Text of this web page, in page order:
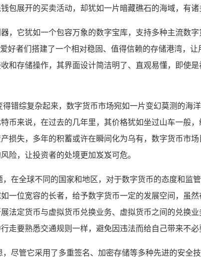
展开的买卖活动，却犹如一片暗藏礁石的海域，有诸
，它犹如一个包容万象的数字宝库，支持多种主流数
好者们搭建了一个相对稳固、值得信赖的存储港湾，
和存储操作，其界面设计简洁明了、直观易懂，即使
错综复杂起来，数字货币市场宛如一片变幻莫测的海
来说，在过去的几年里，其价格犹如坐过山车一般
损失，多年的积蓄或许在瞬间化为乌有，数字货币市
险，让投资者的处境更加岌岌可危。
在全球不同的国家和地区，对于数字货币的态度和监
一位宽容的长者，给予数字货币一定的发展空间，虽
法定货币与虚拟货币兑换业务、虚拟货币之间的兑换
要熟悉交通规则一样，避免因违法而给自己带来不必
尽管它采用了多重签名、加密存储等多种先进的安全